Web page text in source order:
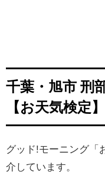
千葉・旭市 刑
【お天気検定
グッド!モーニング「
介しています。